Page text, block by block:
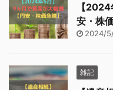
【
安・株
2024/
雑記